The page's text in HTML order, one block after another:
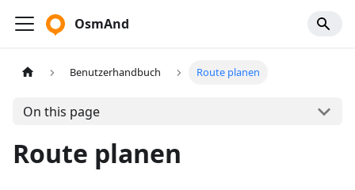
OsmAnd
Benutzerhandbuch Route planen
On this page
Route planen